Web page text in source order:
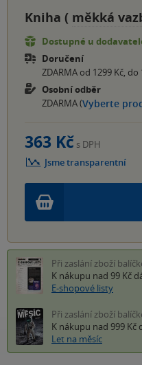
Kniha ( měkká
Dostupné u
Doručení
ZDARMA od 1299 Kč,
Osobní odběr
ZDARMA (Vyberte
363 Kč s DPH
Jsme transparentní
Při zaslání zboží
K nákupu nad 99 Kč
E-shopové listy
Při zaslání zboží
K nákupu nad 999 Kč
Let na měsíc